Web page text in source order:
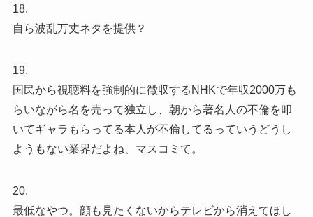
18.
自ら波乱万丈ネタを提供？
19.
国民から視聴料を強制的に徴収するNHKで年収2000万も
らいながら名を売って独立し、朝から著名人の不倫を叩
いてギャラもらってる本人が不倫してるっていうどうし
ようもない業界だよね、マスコミて。
20.
最低なやつ。顔も見たくないからテレビから消えてほし